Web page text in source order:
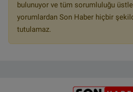
bulunuyor ve tüm sorumluluğu
yorumlardan Son Haber hiçbir
tutulamaz.